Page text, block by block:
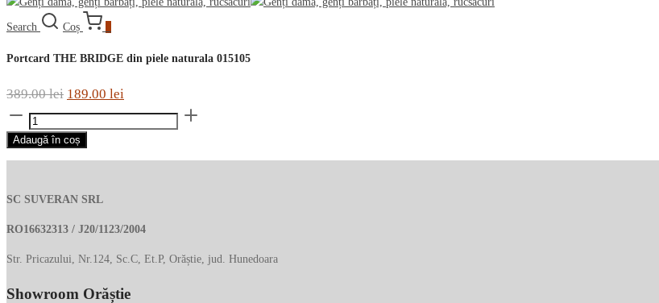
Search Coș
Portcard THE BRIDGE din piele naturala 015105
389.00lei Prețul
inițial
a
fost:
189.00 lei
curent
189.00 lei.
Cantitate
Portcard
THE
piele
naturala
Adaugă în coș
SC SUVERAN SRL
RO16632313 / J20/1123/2004
Str. Pricazului, Nr.124, Sc.C, Et.P, Orăștie, jud. Hunedoara
Showroom Orăștie